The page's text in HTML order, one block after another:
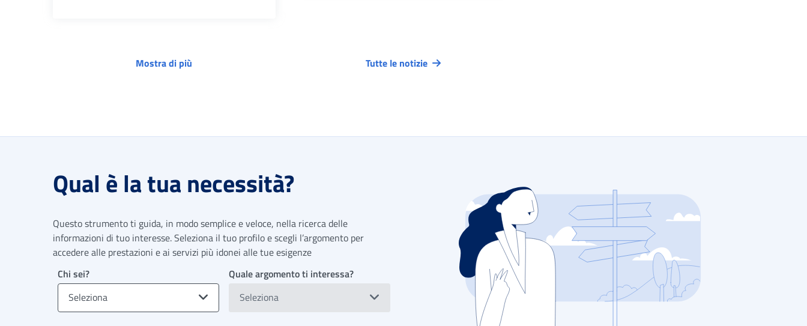
Mostra di più Tutte le notizie
Qual è la tua necessità?
Questo strumento ti guida, in modo semplice e veloce, nella ricerca delle
informazioni di tuo interesse. Seleziona il tuo profilo e scegli l’argomento per
accedere alle prestazioni e ai servizi più idonei alle tue esigenze
Chi sei?
Seleziona
Quale argomento ti interessa?
Seleziona